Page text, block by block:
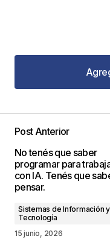
publicada. Los
marcados con*
Post Anterior
No tenés que saber
programar para
con IA. Tenés que
pensar.
Sistemas de Información y
Tecnología
15 junio, 2026